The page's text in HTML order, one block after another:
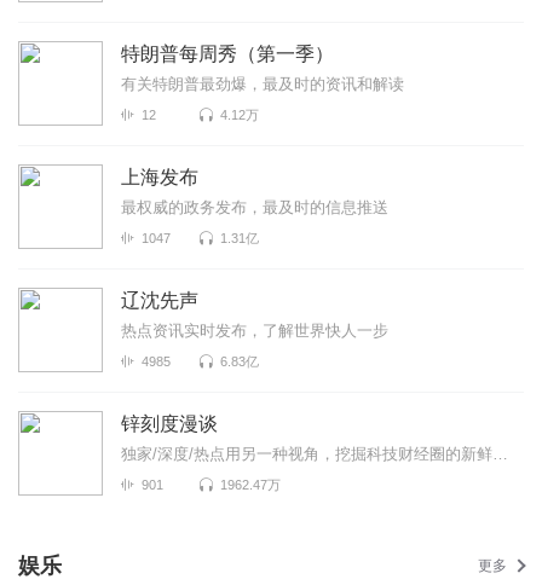
特朗普每周秀（第一季）
有关特朗普最劲爆，最及时的资讯和解读
12 4.12万
上海发布
最权威的政务发布，最及时的信息推送
1047 1.31亿
辽沈先声
热点资讯实时发布，了解世界快人一步
4985 6.83亿
锌刻度漫谈
独家/深度/热点用另一种视角，挖掘科技财经圈的新鲜事！《锌刻度漫谈》是锌刻度与喜马拉雅联合出品...
901 1962.47万
娱乐 更多